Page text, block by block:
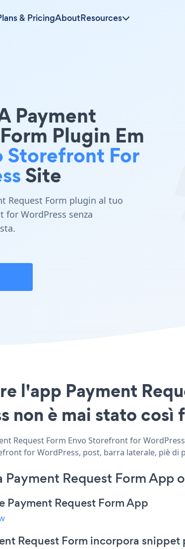
& PricingAboutResources
Payment
Plugin Em
Storefront For
Site
Request Form plugin al tuo
for WordPress senza
l'app Payment
non è mai stato così
Request Form Envo Storefront for
for WordPress, post, barra laterale, piè di
Payment Request Form App
Payment Request Form App
Request Form incorpora